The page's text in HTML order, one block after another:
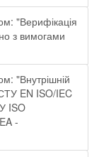
"Верифікація
з вимогами
"Внутрішній
EN ISO/IEC
ISO
-